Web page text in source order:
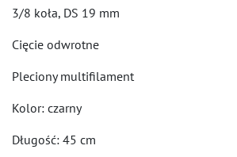
3/8 koła, DS 19 mm
Cięcie odwrotne
Pleciony multifilament
Kolor: czarny
Długość: 45 cm